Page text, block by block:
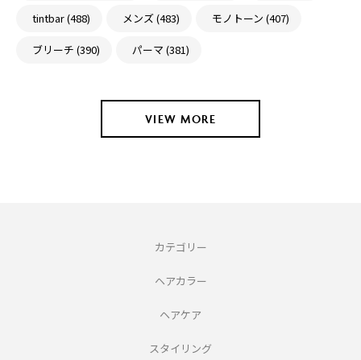
tintbar (488) メンズ (483) モノトーン (407)
ブリーチ (390) パーマ (381)
VIEW MORE
カテゴリー
ヘアカラー
ヘアケア
スタイリング